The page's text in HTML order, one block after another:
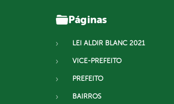
Páginas
LEI ALDIR BLANC 2021
VICE-PREFEITO
PREFEITO
BAIRROS